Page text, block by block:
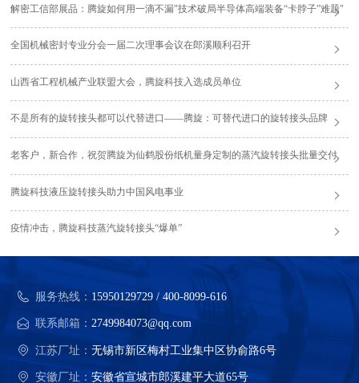
解密工信部展品：腾旋如何用一滴不漏"技术破局半导体高端装备“卡脖子”难题"
全国机械密封专业分会一届二次理事会议在郎溪顺利召开
山西省工程机械产业联盟大会，腾旋科技入选成员单位
不是所有的旋转接头都可以代替进口——腾旋：可替代进口的旋转接头品牌
老客户，新合作，祝贺腾旋为仙鹤股份纸机量身定制的蒸汽旋转接头批量交付
腾旋科技液压旋转接头助力中国风电事业
疫情冲击，腾旋科技蒸汽旋转接头“爆单”
服务热线： 15950129729 / 400-8099-616
联系邮箱：2749984073@qq.com
江苏厂址：无锡市新区梅村工业集中区协俞路6号
安徽厂址：安徽省宣城市郎溪建平大道65号